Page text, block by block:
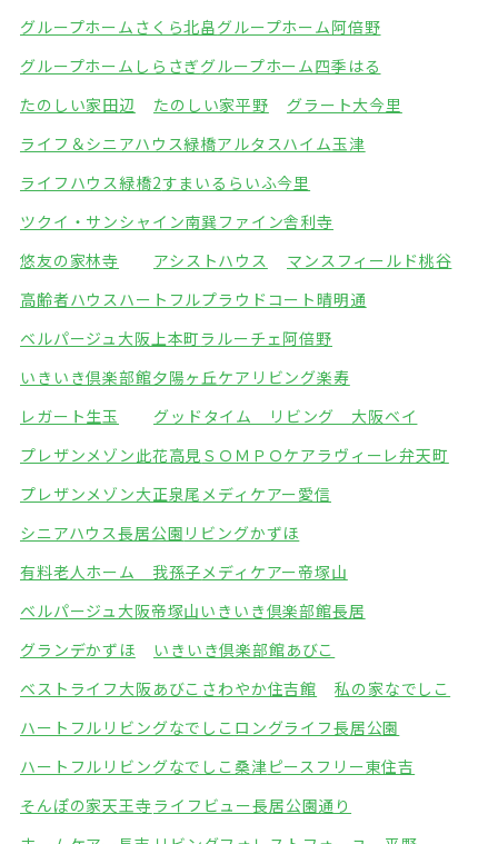
グループホームさくら北畠グループホーム阿倍野
グループホームしらさぎグループホーム四季はる
たのしい家田辺
たのしい家平野
グラート大今里
ライフ＆シニアハウス緑橋アルタスハイム玉津
ライフハウス緑橋2すまいるらいふ今里
ツクイ・サンシャイン南巽ファイン舎利寺
悠友の家林寺
アシストハウス
マンスフィールド桃谷
高齢者ハウスハートフルプラウドコート晴明通
ベルパージュ大阪上本町ラルーチェ阿倍野
いきいき倶楽部館夕陽ヶ丘ケアリビング楽寿
レガート生玉
グッドタイム リビング 大阪ベイ
プレザンメゾン此花高見 ＳＯＭＰＯケアラヴィーレ弁天町
プレザンメゾン大正泉尾 メディケアー愛信
シニアハウス長居公園 リビングかずほ
有料老人ホーム 我孫子メディケアー帝塚山
ベルパージュ大阪帝塚山いきいき倶楽部館長居
グランデかずほ
いきいき倶楽部館あびこ
ベストライフ大阪あびこ さわやか住吉館
私の家なでしこ
ハートフルリビングなでしこ ロングライフ長居公園
ハートフルリビングなでしこ桑津ピースフリー東住吉
そんぽの家天王寺ライフビュー長居公園通り